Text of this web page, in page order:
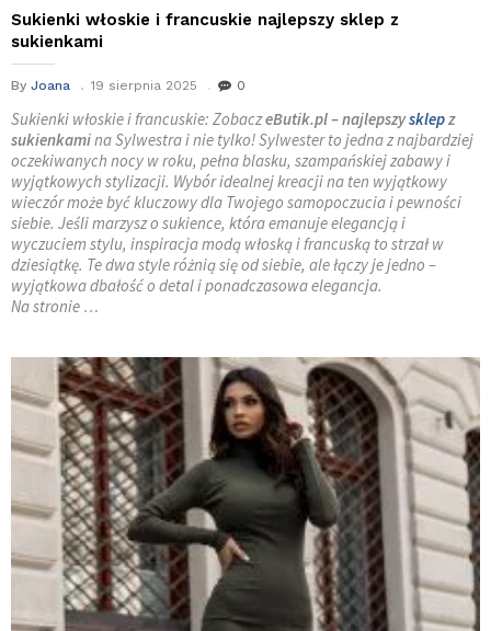
Sukienki włoskie i francuskie najlepszy sklep z
sukienkami
By Joana 19 sierpnia 2025 0
Sukienki włoskie i francuskie: ZobaczeButik.pl – najlepszysklepz
sukienkamina Sylwestra i nie tylko! Sylwester to jedna z najbardziej
oczekiwanych nocy w roku, pełna blasku, szampańskiej zabawy i
wyjątkowych stylizacji. Wybór idealnej kreacji na ten wyjątkowy
wieczór może być kluczowy dla Twojego samopoczucia i pewności
siebie. Jeśli marzysz o sukience, która emanuje elegancją i
wyczuciem stylu, inspiracja modą włoską i francuską to strzał w
dziesiątkę. Te dwa style różnią się od siebie, ale łączy je jedno –
wyjątkowa dbałość o detal i ponadczasowa elegancja.
Na stronie …